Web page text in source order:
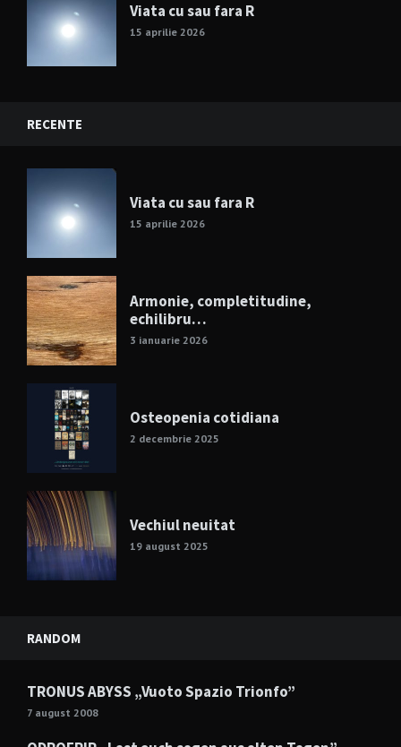
Viata cu sau fara R
15 aprilie 2026
RECENTE
Viata cu sau fara R
15 aprilie 2026
Armonie, completitudine,
echilibru…
3 ianuarie 2026
Osteopenia cotidiana
2 decembrie 2025
Vechiul neuitat
19 august 2025
RANDOM
TRONUS ABYSS „Vuoto Spazio Trionfo”
7 august 2008